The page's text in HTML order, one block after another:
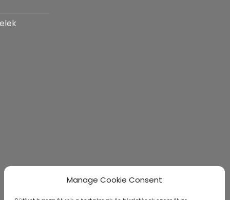
Manage Cookie Consent